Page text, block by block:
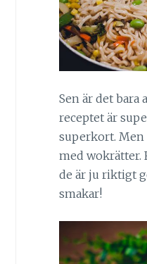
Sen är det bara
receptet är
superkort. Men
med wokrätter.
de är ju riktigt
smakar!